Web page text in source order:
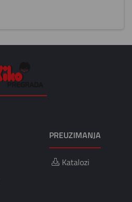
PREUZIMANJA
Katalozi